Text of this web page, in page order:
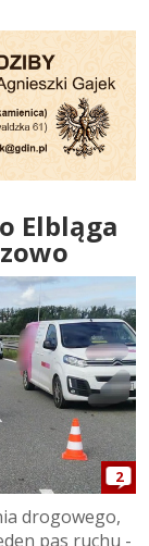
Elbląga
2
drogowego,
pas ruchu -